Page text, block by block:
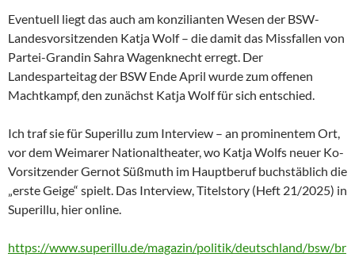
Eventuell liegt das auch am konzilianten Wesen der BSW-
Landesvorsitzenden Katja Wolf – die damit das Missfallen von
Partei-Grandin Sahra Wagenknecht erregt. Der
Landesparteitag der BSW Ende April wurde zum offenen
Machtkampf, den zunächst Katja Wolf für sich entschied.
Ich traf sie für Superillu zum Interview – an prominentem Ort,
vor dem Weimarer Nationaltheater, wo Katja Wolfs neuer Ko-
Vorsitzender Gernot Süßmuth im Hauptberuf buchstäblich die
„erste Geige“ spielt. Das Interview, Titelstory (Heft 21/2025) in
Superillu, hier online.
https://www.superillu.de/magazin/politik/deutschland/bsw/br